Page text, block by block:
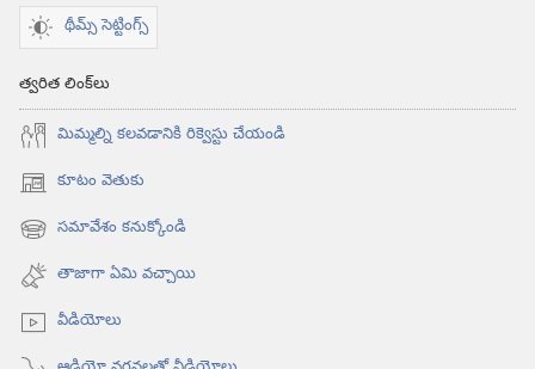
థీమ్స్ సెట్టింగ్స్
త్వరిత లింక్‌లు
మిమ్మల్ని కలవడానికి రిక్వెస్టు చేయండి
కూటం వెతుకు
(కొత్త
విండో
ఓపెన్‌
అవుతుంది)
సమావేశం కనుక్కోండి
(కొత్త
విండో
ఓపెన్‌
అవుతుంది)
తాజాగా ఏమి వచ్చాయి
వీడియోలు